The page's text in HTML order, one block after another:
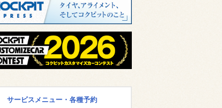
サービスメニュー・各種予約